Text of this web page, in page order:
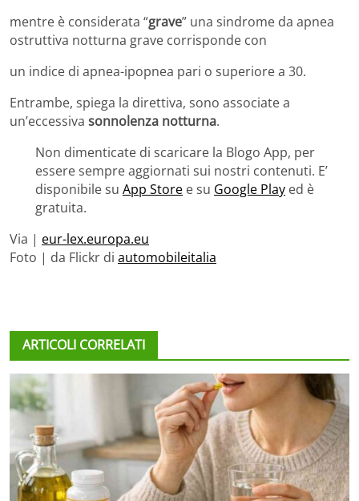
mentre è considerata “grave” una sindrome da apnea
ostruttiva notturna grave corrisponde con
un indice di apnea-ipopnea pari o superiore a 30.
Entrambe, spiega la direttiva, sono associate a
un’eccessiva sonnolenza notturna.
Non dimenticate di scaricare la Blogo App, per
essere sempre aggiornati sui nostri contenuti. E’
disponibile su App Store e su Google Play ed è
gratuita.
Via | eur-lex.europa.eu
Foto | da Flickr di automobileitalia
ARTICOLI CORRELATI